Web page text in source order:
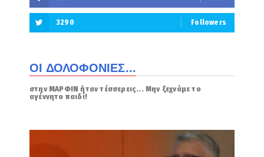
3290 Followers
ΟΙ ΔΟΛΟΦΟΝΙΕΣ...
στην ΜΑΡΦΙΝ ήταν τέσσερεις... Μην ξεχνάμε το
αγέννητο παιδί!